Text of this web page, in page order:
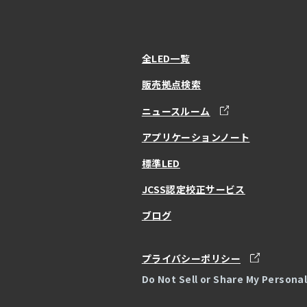
全LED一覧
販売拠点検索
ニュースルーム
アプリケーションノート
標準LED
JCSS認定校正サービス
ブログ
プライバシーポリシー
Do Not Sell or Share My